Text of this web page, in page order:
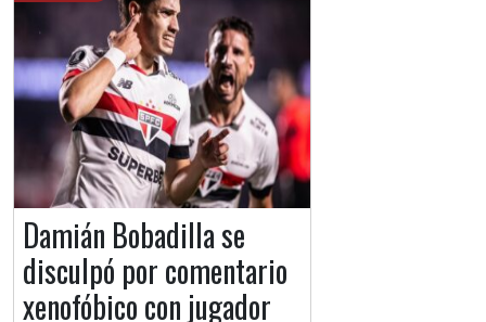
Damián Bobadilla se
disculpó por comentario
xenofóbico con jugador